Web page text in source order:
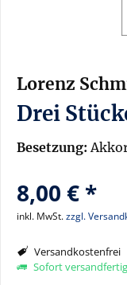
Lorenz
Drei
Besetzung:
8,00 € *
inkl. MwSt.zzgl.
Versandkostenfrei
Sofort